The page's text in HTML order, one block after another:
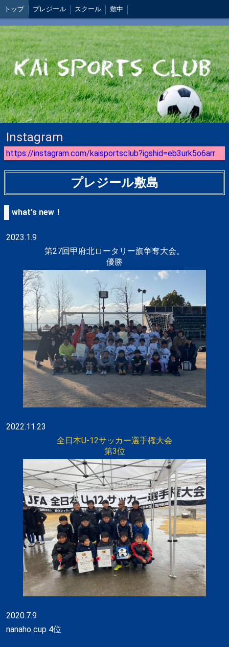
トップ プレジール スクール 敷中
Instagram
https://instagram.com/kaisportsclub?igshid=eb3urk5o6arr
プレジール敷島
what's new！
2023.1.9
第27回甲府北ロータリー旗争奪大会。
優勝
2022.11.23
全日本U-12サッカー選手権大会
第3位
2020.7.9
nanaho cup 4位